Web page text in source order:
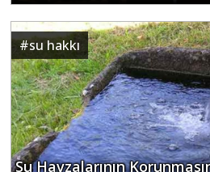
#su hakkı
Su Havzalarının